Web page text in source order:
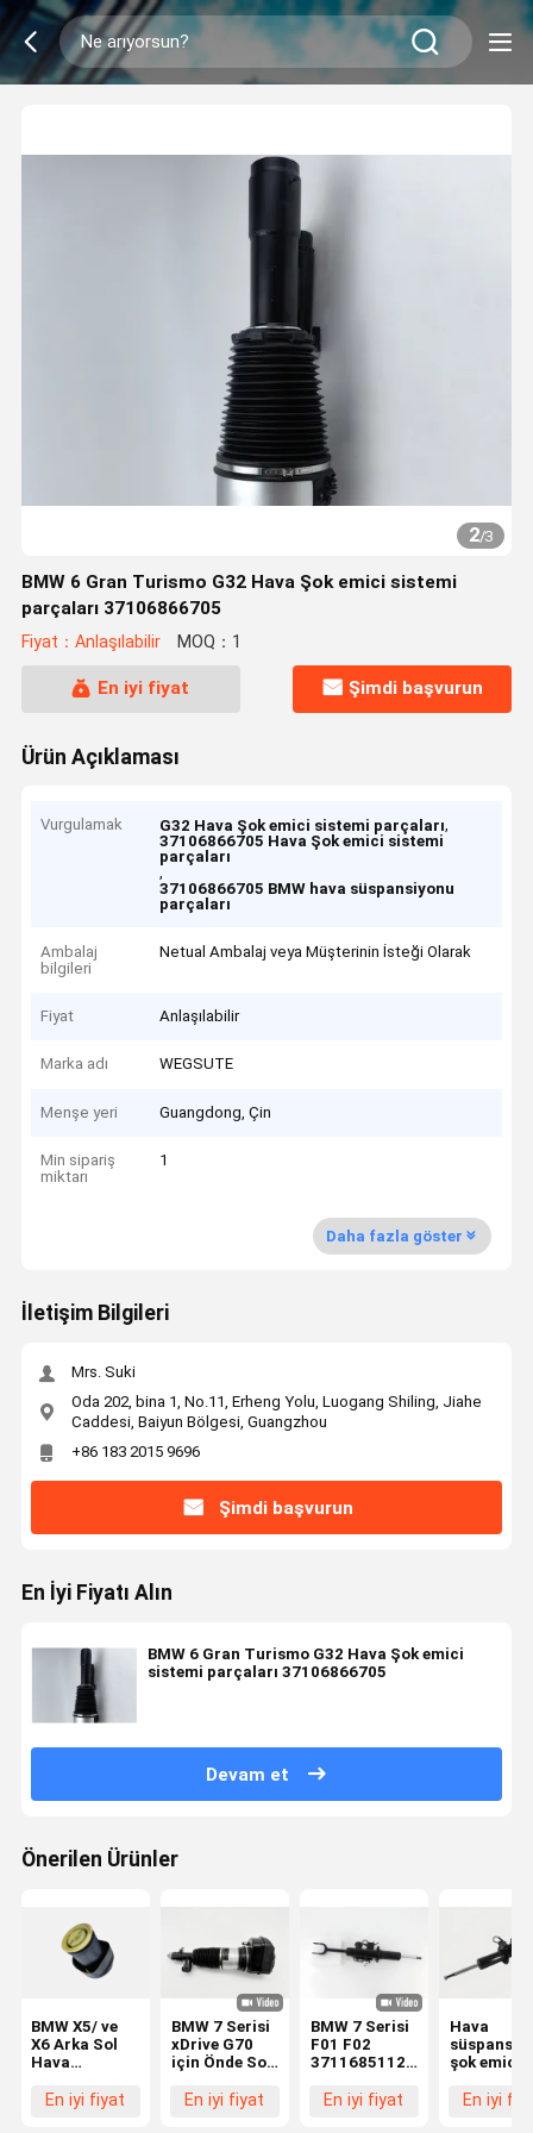
2/3
BMW 6 Gran Turismo G32 Hava Şok emici sistemi
parçaları 37106866705
Fiyat：Anlaşılabilir MOQ：1
En iyi fiyat Şimdi başvurun
Ürün Açıklaması
Vurgulamak G32 Hava Şok emici sistemi parçaları,
37106866705 Hava Şok emici sistemi
parçaları
,
37106866705 BMW hava süspansiyonu
parçaları
Ambalaj
bilgileri
Netual Ambalaj veya Müşterinin İsteği Olarak
Fiyat Anlaşılabilir
Marka adı WEGSUTE
Menşe yeri Guangdong, Çin
Min sipariş
miktarı
1
Daha fazla göster
İletişim Bilgileri
Mrs. Suki
Oda 202, bina 1, No.11, Erheng Yolu, Luogang Shiling, Jiahe
Caddesi, Baiyun Bölgesi, Guangzhou
+86 183 2015 9696
Şimdi başvurun
En İyi Fiyatı Alın
BMW 6 Gran Turismo G32 Hava Şok emici
sistemi parçaları 37106866705
Devam et
Önerilen Ürünler
BMW X5/ ve
X6 Arka Sol
Hava
Yayları
En iyi fiyat
BMW 7 Serisi
xDrive G70
için Önde Sol
Süspansiyonu
En iyi fiyat
BMW 7 Serisi
F01 F02
37116851126
kaliteli ön sağ
En iyi fiyat
Hava
şok emici
F01 F02 w/
En iyi